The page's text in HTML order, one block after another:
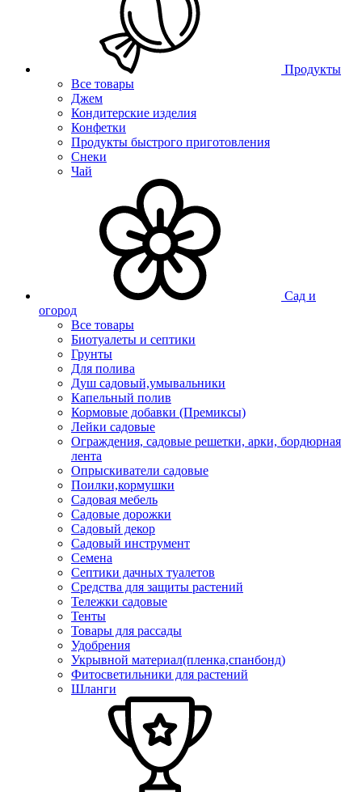
Продукты
Все товары
Джем
Кондитерские изделия
Конфетки
Продукты быстрого приготовления
Снеки
Чай
Сад и
огород
Все товары
Биотуалеты и септики
Грунты
Для полива
Душ садовый,умывальники
Капельный полив
Кормовые добавки (Премиксы)
Лейки садовые
Ограждения, садовые решетки, арки, бордюрная
лента
Опрыскиватели садовые
Поилки,кормушки
Садовая мебель
Садовые дорожки
Садовый декор
Садовый инструмент
Семена
Септики дачных туалетов
Средства для защиты растений
Тележки садовые
Тенты
Товары для рассады
Удобрения
Укрывной материал(пленка,спанбонд)
Фитосветильники для растений
Шланги